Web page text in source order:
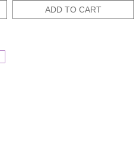
50,00€.30,00€.
ADD TO CART